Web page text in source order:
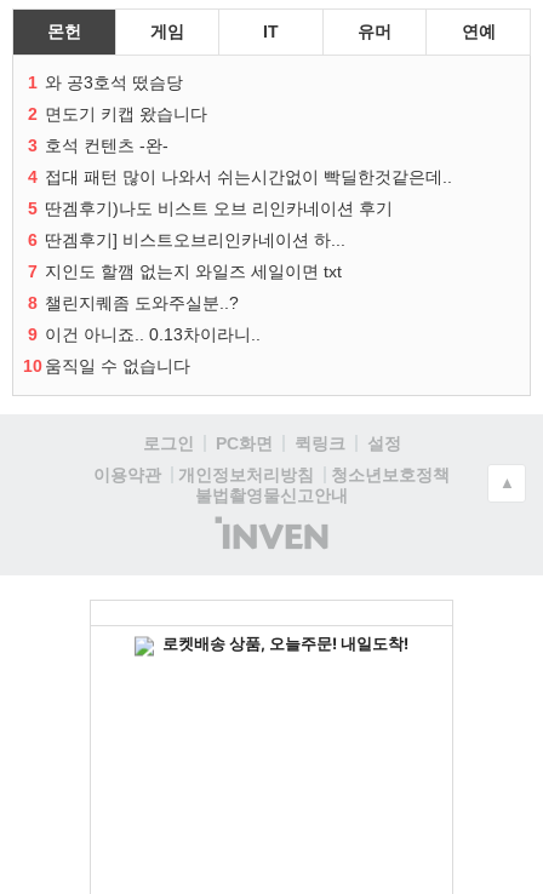
몬헌 게임 IT 유머 연예
1 와 공3호석 떴슴당
2 면도기 키캡 왔습니다
3 호석 컨텐츠 -완-
4 접대 패턴 많이 나와서 쉬는시간없이 빡딜한것같은데..
5 딴겜후기)나도 비스트 오브 리인카네이션 후기
6 딴겜후기] 비스트오브리인카네이션 하...
7 지인도 할깸 없는지 와일즈 세일이면 txt
8 챌린지퀘좀 도와주실분..?
9 이건 아니죠.. 0.13차이라니..
10움직일 수 없습니다
로그인 PC화면 퀵링크
설정
이용약관
개인정보처리방침
청소년보호정책
불법촬영물신고안내
(주)
인
▲